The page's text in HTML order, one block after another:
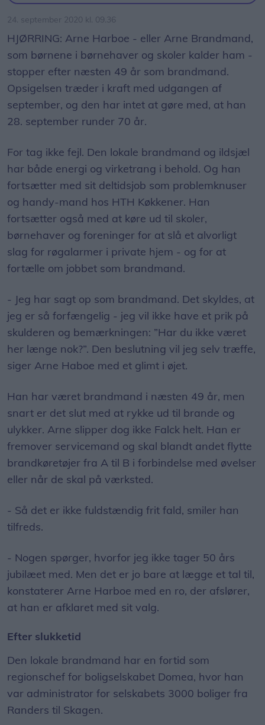
24. september 2020 kl. 09.36
HJØRRING: Arne Harboe - eller Arne Brandmand,
som børnene i børnehaver og skoler kalder ham -
stopper efter næsten 49 år som brandmand.
Opsigelsen træder i kraft med udgangen af
september, og den har intet at gøre med, at han
28. september runder 70 år.
For tag ikke fejl. Den lokale brandmand og ildsjæl
har både energi og virketrang i behold. Og han
fortsætter med sit deltidsjob som problemknuser
og handy-mand hos HTH Køkkener. Han
fortsætter også med at køre ud til skoler,
børnehaver og foreninger for at slå et alvorligt
slag for røgalarmer i private hjem - og for at
fortælle om jobbet som brandmand.
- Jeg har sagt op som brandmand. Det skyldes, at
jeg er så forfængelig - jeg vil ikke have et prik på
skulderen og bemærkningen: ”Har du ikke været
her længe nok?”. Den beslutning vil jeg selv træffe,
siger Arne Haboe med et glimt i øjet.
Han har været brandmand i næsten 49 år, men
snart er det slut med at rykke ud til brande og
ulykker. Arne slipper dog ikke Falck helt. Han er
fremover servicemand og skal blandt andet flytte
brandkøretøjer fra A til B i forbindelse med øvelser
eller når de skal på værksted.
- Så det er ikke fuldstændig frit fald, smiler han
tilfreds.
- Nogen spørger, hvorfor jeg ikke tager 50 års
jubilæet med. Men det er jo bare at lægge et tal til,
konstaterer Arne Harboe med en ro, der afslører,
at han er afklaret med sit valg.
Efter slukketid
Den lokale brandmand har en fortid som
regionschef for boligselskabet Domea, hvor han
var administrator for selskabets 3000 boliger fra
Randers til Skagen.